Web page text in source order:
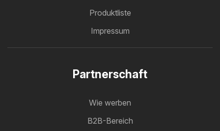
Produktliste
Impressum
Partnerschaft
Wie werben
B2B-Bereich